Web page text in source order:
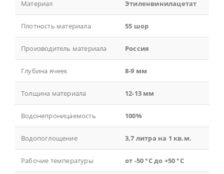
Материал Этиленвинилацетат
Плотность материала 55 шор
Производитель материала Россия
Глубина ячеек 8-9 мм
Толщина материала 12-13 мм
Водонепроницаемость 100%
Водопоглощение 3,7 литра на 1 кв.м.
Рабочие температуры от -50 °С до +50 °С